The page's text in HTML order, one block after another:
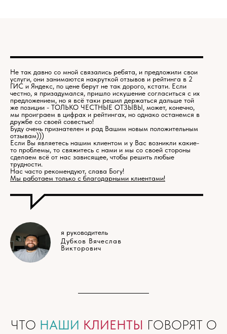
Не так давно со мной связались ребята, и предложили свои
услуги, они занимаются накруткой отзывов и рейтинга в 2
ГИС и Яндекс, по цене берут не так дорого, кстати. Если
честно, я призадумался, пришло искушение согласиться с их
предложением, но я всё таки решил держаться дальше той
же позиции - ТОЛЬКО ЧЕСТНЫЕ ОТЗЫВЫ, может, конечно,
мы проиграем в цифрах и рейтингах, но однако останемся в
дружбе со своей совестью!
Буду очень признателен и рад Вашим новым положительным
отзывам)))
Если Вы являетесь нашим клиентом и у Вас возникли какие-
то проблемы, то свяжитесь с нами и мы со своей стороны
сделаем всё от нас зависящее, чтобы решить любые
трудности.
Нас часто рекомендуют, слава Богу!
Мы работаем только с благодарными клиентами!
я руководитель
Дубков Вячеслав
Викторович
ЧТО НАШИ КЛИЕНТЫ ГОВОРЯТ О